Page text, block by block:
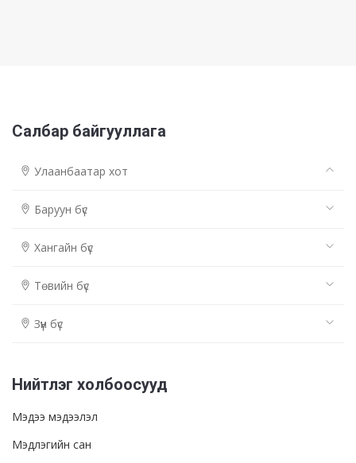
Салбар байгууллага
Улаанбаатар хот
Баруун бүс
Хангайн бүс
Төвийн бүс
Зүүн бүс
Нийтлэг холбоосууд
Мэдээ мэдээлэл
Мэдлэгийн сан